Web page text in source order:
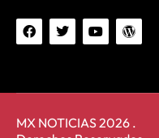
MX NOTICIAS 2026 .